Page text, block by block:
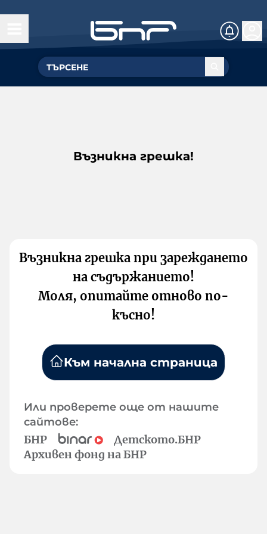
Възникна грешка!
Възникна грешка при зареждането
на съдържанието!
Моля, опитайте отново по-
късно!
Към начална страница
Или проверете още от нашите
сайтове:
БНР
Детското.БНР
Архивен фонд на БНР